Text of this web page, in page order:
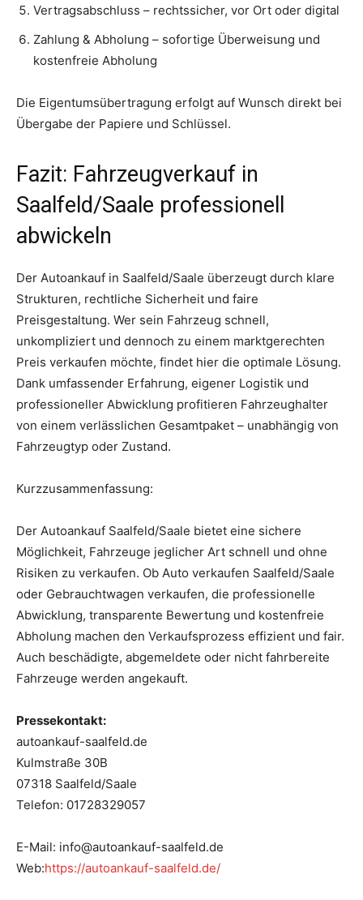
Vertragsabschluss – rechtssicher, vor Ort oder digital
Zahlung & Abholung – sofortige Überweisung und
kostenfreie Abholung
Die Eigentumsübertragung erfolgt auf Wunsch direkt bei
Übergabe der Papiere und Schlüssel.
Fazit: Fahrzeugverkauf in
Saalfeld/Saale professionell
abwickeln
Der Autoankauf in Saalfeld/Saale überzeugt durch klare
Strukturen, rechtliche Sicherheit und faire
Preisgestaltung. Wer sein Fahrzeug schnell,
unkompliziert und dennoch zu einem marktgerechten
Preis verkaufen möchte, findet hier die optimale Lösung.
Dank umfassender Erfahrung, eigener Logistik und
professioneller Abwicklung profitieren Fahrzeughalter
von einem verlässlichen Gesamtpaket – unabhängig von
Fahrzeugtyp oder Zustand.
Kurzzusammenfassung:
Der Autoankauf Saalfeld/Saale bietet eine sichere
Möglichkeit, Fahrzeuge jeglicher Art schnell und ohne
Risiken zu verkaufen. Ob Auto verkaufen Saalfeld/Saale
oder Gebrauchtwagen verkaufen, die professionelle
Abwicklung, transparente Bewertung und kostenfreie
Abholung machen den Verkaufsprozess effizient und fair.
Auch beschädigte, abgemeldete oder nicht fahrbereite
Fahrzeuge werden angekauft.
Pressekontakt:
autoankauf-saalfeld.de
Kulmstraße 30B
07318 Saalfeld/Saale
Telefon: 01728329057
E-Mail: info@autoankauf-saalfeld.de
Web:https://autoankauf-saalfeld.de/